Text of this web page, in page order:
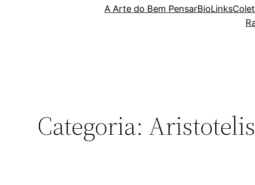
A Arte do Bem PensarBioLinks
Categoria: